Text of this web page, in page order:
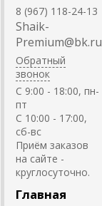
8 (967) 118-24-13
Shaik-
Premium@bk.ru
Обратный
звонок
C 9:00 - 18:00, пн-
пт
С 10:00 - 17:00,
сб-вс
Приём заказов
на сайте -
круглосуточно.
Главная